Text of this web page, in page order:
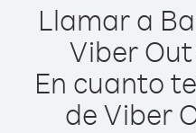
Llamar a
Viber
En cuanto
de Viber